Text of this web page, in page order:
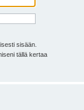
sisään.
tällä kertaa